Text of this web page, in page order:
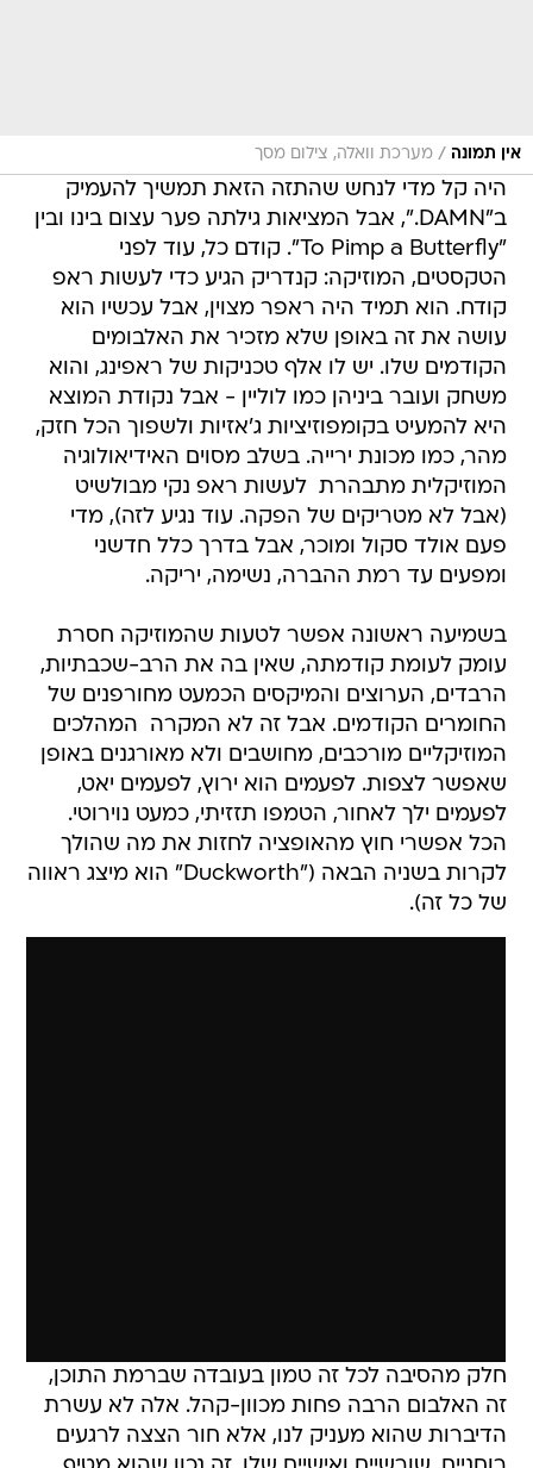
אין תמונה / מערכת וואלה, צילום מסך
היה קל מדי לנחש שהתזה הזאת תמשיך להעמיק
ב"DAMN.", אבל המציאות גילתה פער עצום בינו ובין
"To Pimp a Butterfly". קודם כל, עוד לפני
הטקסטים, המוזיקה: קנדריק הגיע כדי לעשות ראפ
קודח. הוא תמיד היה ראפר מצוין, אבל עכשיו הוא
עושה את זה באופן שלא מזכיר את האלבומים
הקודמים שלו. יש לו אלף טכניקות של ראפינג, והוא
משחק ועובר ביניהן כמו לוליין - אבל נקודת המוצא
היא להמעיט בקומפוזיציות ג'אזיות ולשפוך הכל חזק,
מהר, כמו מכונת ירייה. בשלב מסוים האידיאולוגיה
המוזיקלית מתבהרת  לעשות ראפ נקי מבולשיט
(אבל לא מטריקים של הפקה. עוד נגיע לזה), מדי
פעם אולד סקול ומוכר, אבל בדרך כלל חדשני
ומפעים עד רמת ההברה, נשימה, יריקה.
בשמיעה ראשונה אפשר לטעות שהמוזיקה חסרת
עומק לעומת קודמתה, שאין בה את הרב-שכבתיות,
הרבדים, הערוצים והמיקסים הכמעט מחורפנים של
החומרים הקודמים. אבל זה לא המקרה  המהלכים
המוזיקליים מורכבים, מחושבים ולא מאורגנים באופן
שאפשר לצפות. לפעמים הוא ירוץ, לפעמים יאט,
לפעמים ילך לאחור, הטמפו תזזיתי, כמעט נוירוטי.
הכל אפשרי חוץ מהאופציה לחזות את מה שהולך
לקרות בשניה הבאה ("Duckworth" הוא מיצג ראווה
של כל זה).
חלק מהסיבה לכל זה טמון בעובדה שברמת התוכן,
זה האלבום הרבה פחות מכוון-קהל. אלה לא עשרת
הדיברות שהוא מעניק לנו, אלא חור הצצה לרגעים